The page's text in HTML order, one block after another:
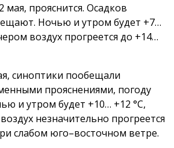
мая, прояснится. Осадков
Ночью и утром будет +7…
воздух прогреется до +14…
синоптики пообещали
прояснениями, погоду
и утром будет +10… +12 °С,
незначительно прогреется
слабом юго–восточном ветре.